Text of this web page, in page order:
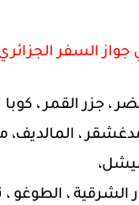
جواز السفر
، جزر القمر ،
مدغشقر ،
، الطوغو ،